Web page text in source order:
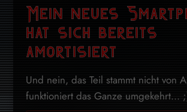
Mein neues
hat sich bereits
amortisiert
Und nein, das Teil stammt nicht von
funktioniert das Ganze umgekehrt...